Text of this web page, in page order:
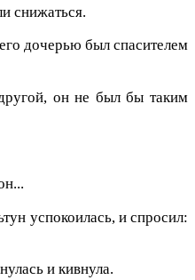
снижаться.
дочерью был спасителем
он не был бы таким
успокоилась, и спросил:
и кивнула.